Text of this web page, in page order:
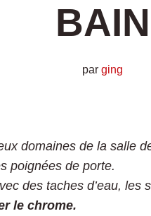
BAIN
par ging
domaines de la salle
poignées de porte.
des taches d’eau,
le chrome.